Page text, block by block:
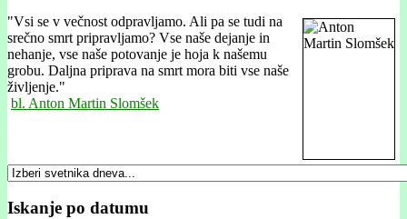
"Vsi se v večnost odpravljamo. Ali pa se tudi na
srečno smrt pripravljamo? Vse naše dejanje in
nehanje, vse naše potovanje je hoja k našemu
grobu. Daljna priprava na smrt mora biti vse naše
življenje."
bl. Anton Martin Slomšek
Iskanje po datumu